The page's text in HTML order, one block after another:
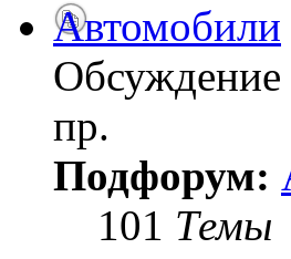
Автомобили
пр.
Подфорум:
101 Темы